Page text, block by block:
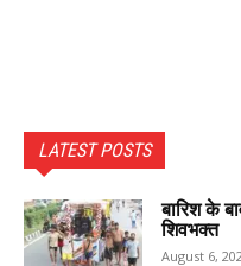
LATEST POSTS
बारिश के
शिवभक्त
August 6,